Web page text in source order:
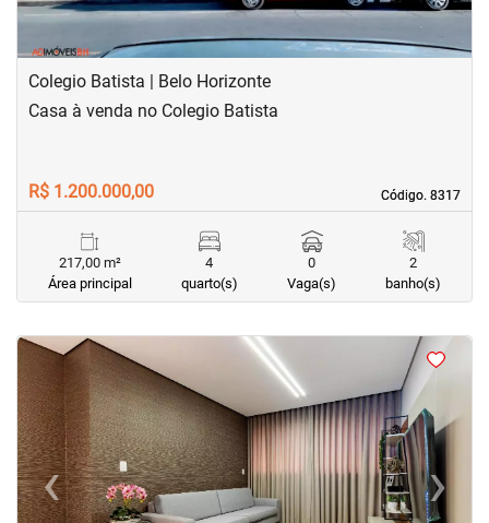
Colegio Batista | Belo Horizonte
Código. 8317
Código. 8317
Casa à venda no Colegio Batista
R$ 1.200.000,00
217,00 m²
Área principal
4
quarto(s)
0
Vaga(s)
2
banho(s)
<<<<
‹Previous ›Next